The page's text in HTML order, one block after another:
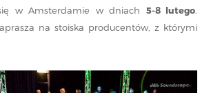
w Amsterdamie w dniach 5-8 lutego.
na stoiska producentów, z którymi